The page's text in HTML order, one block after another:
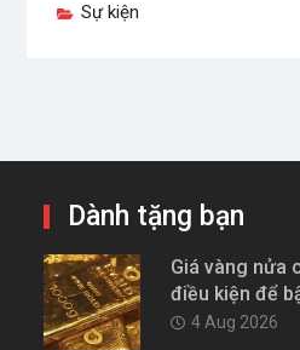
Sự kiện
Dành tặng bạn
Giá vàng nửa
điều kiện để
4 Aug 2026